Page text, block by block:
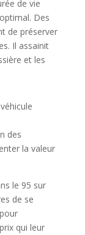
de vie
Des
de préserver
Il assainit
et les
des
la valeur
le 95 sur
de se
qui leur